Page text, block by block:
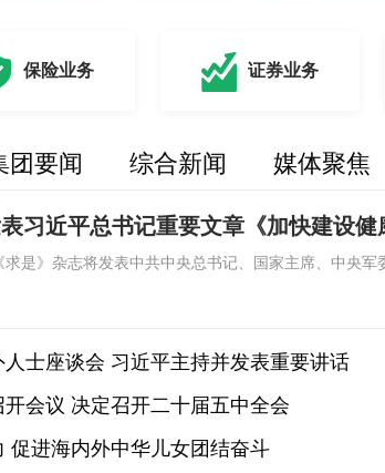
保险业务 证券业务
团要闻 综合新闻 媒体聚焦
习近平总书记重要文章《加快建设健
是》杂志将发表中共中央总书记、国家主席、中央军
士座谈会 习近平主持并发表重要讲话
会议 决定召开二十届五中全会
促进海内外中华儿女团结奋斗